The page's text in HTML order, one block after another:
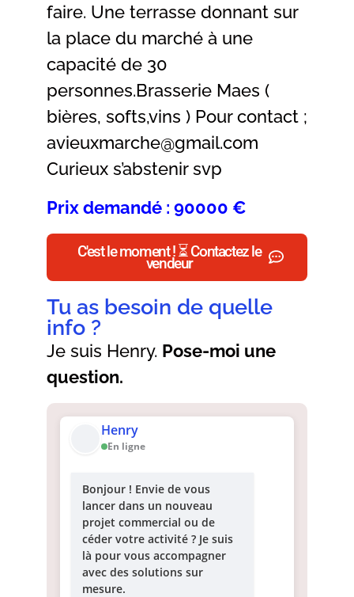
faire. Une terrasse donnant sur
la place du marché à une
capacité de 30
personnes.Brasserie Maes (
bières, softs,vins ) Pour contact ;
avieuxmarche@gmail.com
Curieux s’abstenir svp
Prix demandé : 90000 €
C'est le moment ! ⏳ Contactez le
vendeur
Henry
En ligne
Bonjour ! Envie de vous
lancer dans un nouveau
projet commercial ou de
céder votre activité ? Je suis
là pour vous accompagner
avec des solutions sur
mesure.
Je suis Henry. Pose-moi une
question.
Tu as besoin de quelle
info ?